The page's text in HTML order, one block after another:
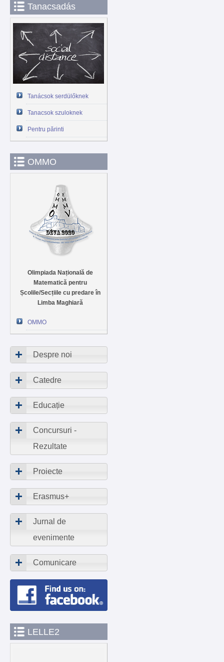
Tanacsadás
Tanácsok serdülőknek
Tanacsok szuloknek
Pentru părinti
OMMO
Olimpiada Națională de
Matematică pentru
Școlile/Secțiile cu predare în
Limba Maghiară
OMMO
Despre noi
Catedre
Educație
Concursuri -
Rezultate
Proiecte
Erasmus+
Jurnal de
evenimente
Comunicare
LELLE2